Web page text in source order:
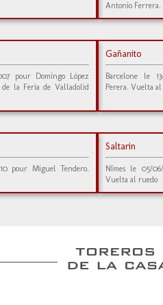
Antonio Ferrera.
pour Domingo López
la Feria de Valladolid
Gañanito
Barcelone le
Perera. Vuelta
pour Miguel Tendero.
Saltarin
Nîmes le 05/
Vuelta al ruedo